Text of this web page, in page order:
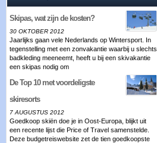
Skipas, wat zijn de kosten?
30 OKTOBER 2012
Jaarlijks gaan vele Nederlands op Wintersport. In
tegenstelling met een zonvakantie waarbij u slechts
badkleding meeneemt, heeft u bij een skivakantie
een skipas nodig om
De Top 10 met voordeligste
skiresorts
7 AUGUSTUS 2012
Goedkoop skiën doe je in Oost-Europa, blijkt uit
een recente lijst die Price of Travel samenstelde.
Deze budgetreiswebsite zet de tien goedkoopste